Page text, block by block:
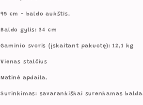
95 cm - baldo aukštis.
Baldo gylis: 34 cm
Gaminio svoris (įskaitant pakuotę): 12,1 kg
Vienas stalčius
Matinė apdaila.
Surinkimas: savarankiškai surenkamas